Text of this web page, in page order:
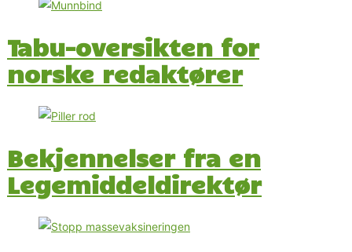
Tabu-oversikten for
norske redaktører
Bekjennelser fra en
Legemiddeldirektør